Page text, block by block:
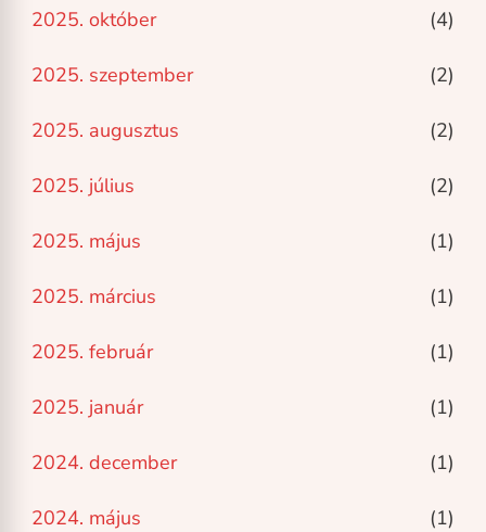
2025. október (4)
2025. szeptember (2)
2025. augusztus (2)
2025. július (2)
2025. május (1)
2025. március (1)
2025. február (1)
2025. január (1)
2024. december (1)
2024. május (1)